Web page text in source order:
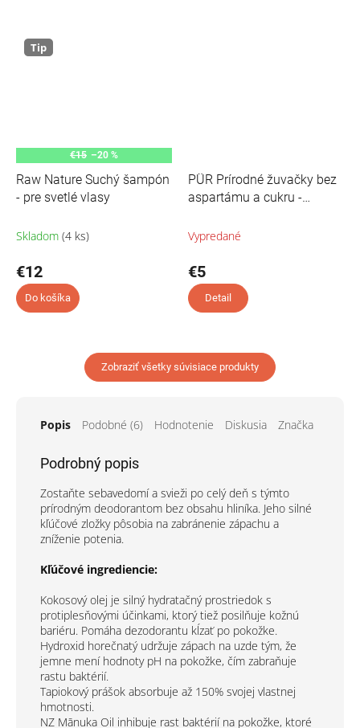
Tip
€15 –20 %
Raw Nature Suchý šampón
- pre svetlé vlasy
Skladom (4 ks)
€12
Do košíka
PÜR Prírodné žuvačky bez
aspartámu a cukru -
Vypredané
€5
Detail
Zobraziť všetky súvisiace produkty
Popis Podobné (6) Hodnotenie Diskusia Značka
Podrobný popis
Zostaňte sebavedomí a svieži po celý deň s týmto
prírodným deodorantom bez obsahu hliníka. Jeho silné
kľúčové zložky pôsobia na zabránenie zápachu a
zníženie potenia.
Kľúčové ingrediencie:
Kokosový olej je silný hydratačný prostriedok s
protiplesňovými účinkami, ktorý tiež posilňuje kožnú
bariéru. Pomáha dezodorantu kĺzať po pokožke.
Hydroxid horečnatý udržuje zápach na uzde tým, že
jemne mení hodnoty pH na pokožke, čím zabraňuje
rastu baktérií.
Tapiokový prášok absorbuje až 150% svojej vlastnej
hmotnosti.
NZ Mānuka Oil inhibuje rast baktérií na pokožke, ktoré